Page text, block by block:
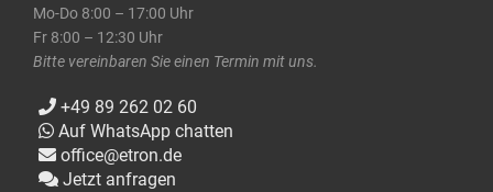
Mo-Do 8:00 – 17:00 Uhr
Fr 8:00 – 12:30 Uhr
Bitte vereinbaren Sie einen Termin mit uns.
+49 89 262 02 60
Auf WhatsApp chatten
office@etron.de
Jetzt anfragen